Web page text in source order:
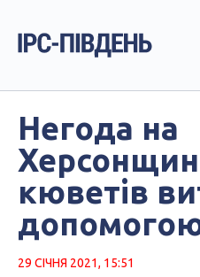
Негода на
кюветів
29 СІЧНЯ 2021, 15:51